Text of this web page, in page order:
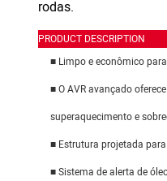
rodas.
PRODUCT DESCRIPTION
■ Limpo e econômico
■ O AVR avançado
superaquecimento e
■ Estrutura projetada
■ Sistema de alerta de